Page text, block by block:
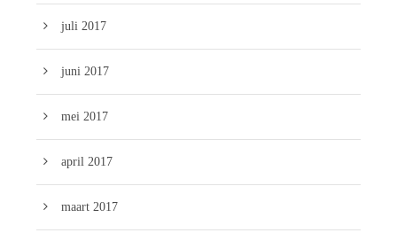
juli 2017
juni 2017
mei 2017
april 2017
maart 2017